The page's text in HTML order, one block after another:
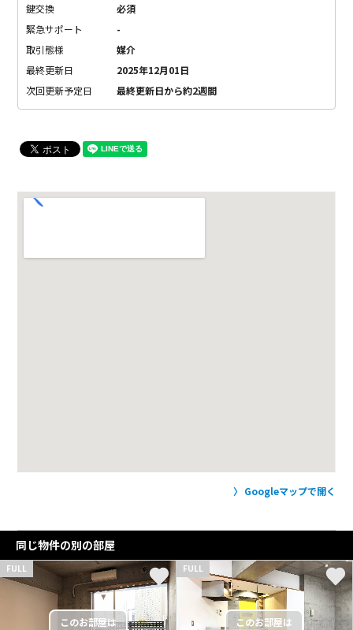
鍵交換
必須
緊急サポート
-
取引態様
媒介
最終更新日
2025年12月01日
次回更新予定日
最終更新日から約2週間
Googleマップで開く
同じ物件の別の部屋
FULL FULL